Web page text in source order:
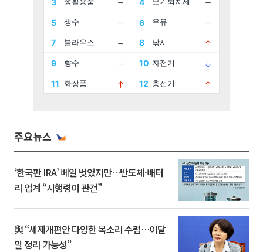
주요뉴스
‘한국판 IRA’ 베일 벗었지만…반도체·배터
리 업계 “시행령이 관건”
與 “세제개편안 다양한 목소리 수렴…이달
말 정리 가능성”